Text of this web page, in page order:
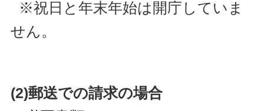
※祝日と年末年始は開庁していま
せん。
(2)郵送での請求の場合